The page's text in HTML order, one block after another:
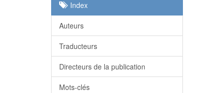
Index
Auteurs
Traducteurs
Directeurs de la publication
Mots-clés